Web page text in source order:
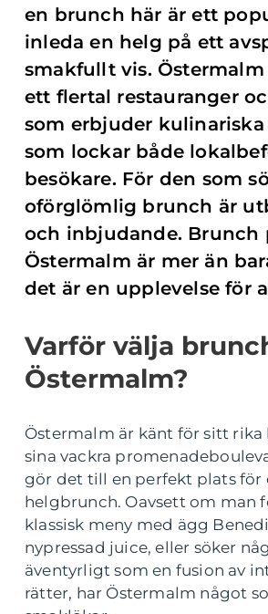
en brunch här är ett
inleda en helg på ett
smakfullt vis.
ett flertal restauranger
som erbjuder
som lockar både
besökare. För den som
oförglömlig brunch är
och inbjudande. Brunch
Östermalm är mer än
det är en upplevelse för
Varför välja
Östermalm?
Östermalm är känt för sitt
sina vackra
gör det till en perfekt plats för
helgbrunch. Oavsett om man
klassisk meny med ägg
nypressad juice, eller söker
äventyrligt som en fusion av
rätter, har Östermalm något